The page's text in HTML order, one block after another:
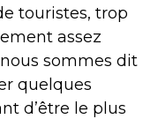
touristes, trop
assez
sommes dit
quelques
d’être le plus